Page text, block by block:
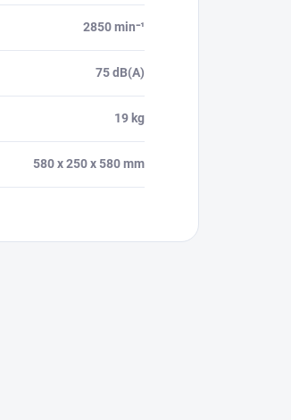
2850 min⁻¹
75 dB(A)
19 kg
580 x 250 x 580 mm